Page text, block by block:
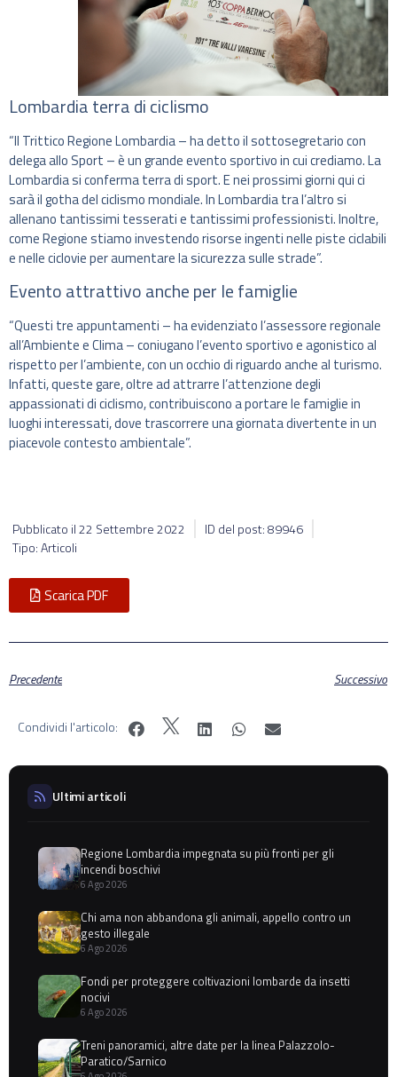
Lombardia terra di ciclismo
“Il Trittico Regione Lombardia – ha detto il sottosegretario con
delega allo Sport – è un grande evento sportivo in cui crediamo. La
Lombardia si conferma terra di sport. E nei prossimi giorni qui ci
sarà il gotha del ciclismo mondiale. In Lombardia tra l’altro si
allenano tantissimi tesserati e tantissimi professionisti. Inoltre,
come Regione stiamo investendo risorse ingenti nelle piste ciclabili
e nelle ciclovie per aumentare la sicurezza sulle strade”.
Evento attrattivo anche per le famiglie
“Questi tre appuntamenti – ha evidenziato l’assessore regionale
all’Ambiente e Clima – coniugano l’evento sportivo e agonistico al
rispetto per l’ambiente, con un occhio di riguardo anche al turismo.
Infatti, queste gare, oltre ad attrarre l’attenzione degli
appassionati di ciclismo, contribuiscono a portare le famiglie in
luoghi interessati, dove trascorrere una giornata divertente in un
piacevole contesto ambientale”.
Pubblicato il22 Settembre 2022
ID del post: 89946
Tipo: Articoli
Scarica PDF
Precedente Successivo
Condividi l'articolo:
Ultimi articoli
Regione Lombardia impegnata su più fronti per gli
incendi boschivi
6 Ago 2026
Chi ama non abbandona gli animali, appello contro un
gesto illegale
6 Ago 2026
Fondi per proteggere coltivazioni lombarde da insetti
nocivi
6 Ago 2026
Treni panoramici, altre date per la linea Palazzolo-
Paratico/Sarnico